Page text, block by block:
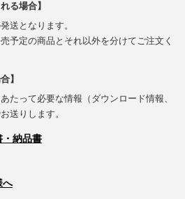
る場合】
送となります。
予定の商品とそれ以外を分けてご注文く
】
たって必要な情報（ダウンロード情報、
送りします。
・納品書
へ